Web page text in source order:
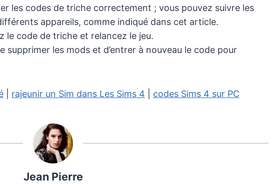
les codes de triche correctement ; vous pouvez suivre les
appareils, comme indiqué dans cet article.
le code de triche et relancez le jeu.
supprimer les mods et d’entrer à nouveau le code pour
rajeunir un Sim dans Les Sims 4 codes Sims 4 sur PC
Jean Pierre